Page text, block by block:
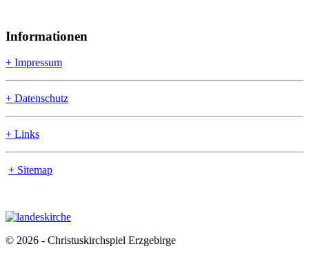
Informationen
+ Impressum
+ Datenschutz
+ Links
+ Sitemap
© 2026 - Christuskirchspiel Erzgebirge